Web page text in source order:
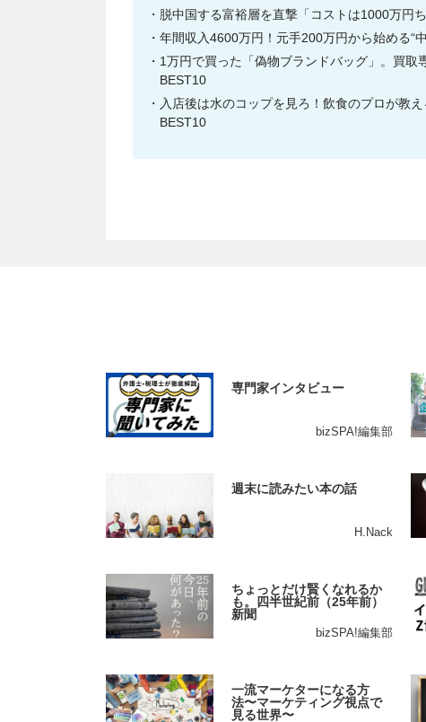
脱中国する富裕層を直撃「コストは1000万円
年間収入4600万円！元手200万円から始める“
1万円で買った「偽物ブランドバッグ」。買
BEST10
入店後は水のコップを見ろ！飲食のプロが教
BEST10
専門家インタビュー
bizSPA!編集部
週末に読みたい本の話
H.Nack
ちょっとだけ賢くなれるか
も。四半世紀前（25年前）
新聞
bizSPA!編集部
一流マーケターになる方
法〜マーケティング視点で
見る世界〜